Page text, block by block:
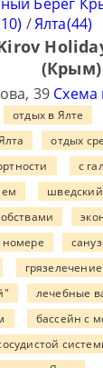
/Ялта(44)
(Крым)
39 Схема
отдых в Ялте
отдых
с
шведский
лечебные
бассейн с